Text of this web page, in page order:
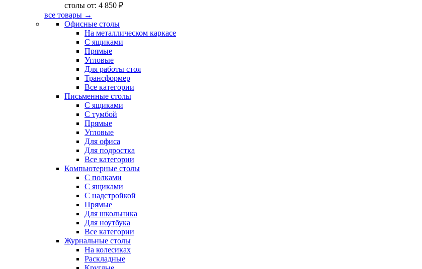
столы от: 4 850 ₽
все товары →
Офисные столы
На металлическом каркасе
С ящиками
Прямые
Угловые
Для работы стоя
Трансформер
Все категории
Письменные столы
С ящиками
С тумбой
Прямые
Угловые
Для офиса
Для подростка
Все категории
Компьютерные столы
С полками
С ящиками
С надстройкой
Прямые
Для школьника
Для ноутбука
Все категории
Журнальные столы
На колесиках
Раскладные